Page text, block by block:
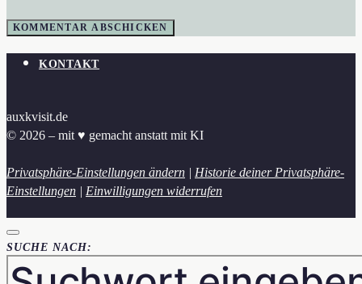
KONTAKT
auxkvisit.de
© 2026 – mit ♥︎ gemacht anstatt mit KI
Privatsphäre-Einstellungen ändern | Historie deiner Privatsphäre-
Einstellungen | Einwilligungen widerrufen
SUCHE NACH: